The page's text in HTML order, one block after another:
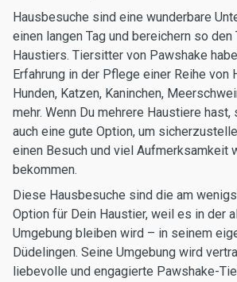
Hausbesuche sind eine wunderbare
einen langen Tag und bereichern so den
Haustiers. Tiersitter von Pawshake
Erfahrung in der Pflege einer Reihe von
Hunden, Katzen, Kaninchen,
mehr. Wenn Du mehrere Haustiere
auch eine gute Option, um
einen Besuch und viel Aufmerksamkeit
bekommen.
Diese Hausbesuche sind die am
Option für Dein Haustier, weil es in der
Umgebung bleiben wird – in seinem
Düdelingen. Seine Umgebung wird
liebevolle und engagierte Pawshake-